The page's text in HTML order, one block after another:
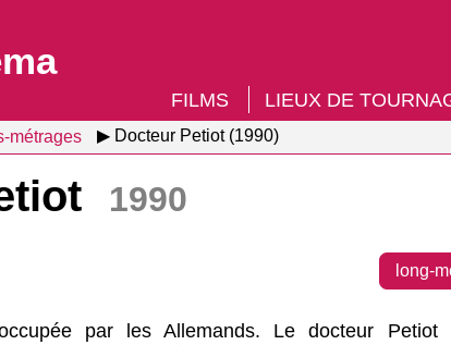
FILMS LIEUX DE
métrages Docteur Petiot (1990)
1990
long-
par les Allemands. Le docteur Petiot